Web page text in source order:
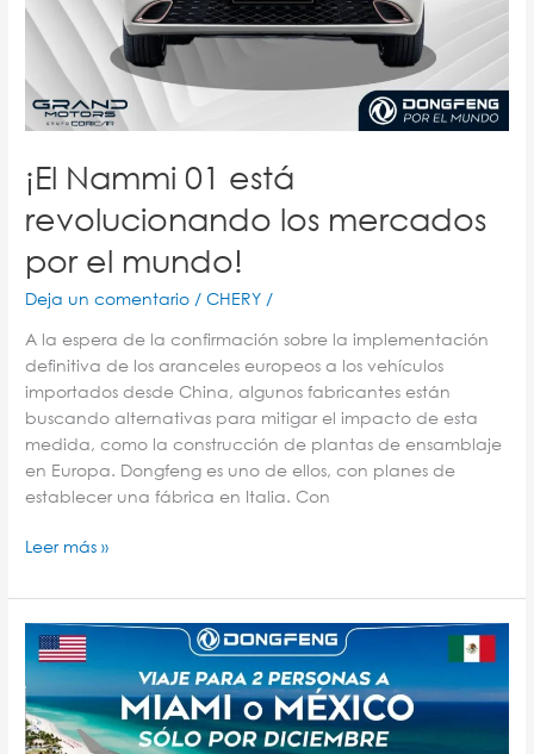
¡El Nammi 01 está
revolucionando los mercados
por el mundo!​
Deja un comentario /CHERY /
A la espera de la confirmación sobre la implementación
definitiva de los aranceles europeos a los vehículos
importados desde China, algunos fabricantes están
buscando alternativas para mitigar el impacto de esta
medida, como la construcción de plantas de ensamblaje
en Europa. Dongfeng es uno de ellos, con planes de
establecer una fábrica en Italia. Con
Leer más »
REGLAMENTO
DE
BENEFICIO
“VIAJE
INCLUIDO”